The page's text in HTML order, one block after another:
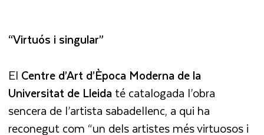
“Virtuós i singular”
El Centre d’Art d’Època Moderna de la
Universitat de Lleidaté catalogada l’obra
sencera de l’artista sabadellenc, a qui ha
reconegut com “un dels artistes més virtuosos i